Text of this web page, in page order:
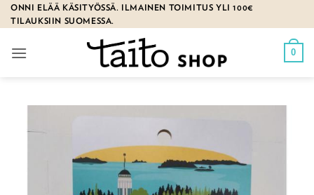
Skip
to
ONNI ELÄÄ KÄSITYÖSSÄ. ILMAINEN TOIMITUS YLI 100€
TILAUKSIIN SUOMESSA.
0